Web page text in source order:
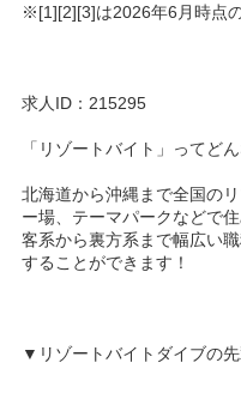
※[1][2][3]は2026年6月時点
求人ID：215295
「リゾートバイト」ってど
北海道から沖縄まで全国の
ー場、テーマパークなどで
客系から裏方系まで幅広い
することができます！
▼リゾートバイトダイブの